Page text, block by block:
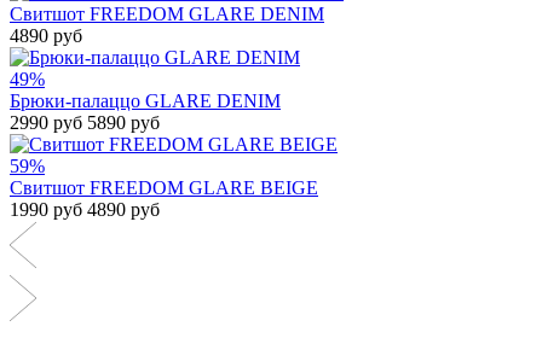
Свитшот FREEDOM GLARE DENIM
4890 руб
49%
Брюки-палаццо GLARE DENIM
2990 руб 5890 руб
59%
Свитшот FREEDOM GLARE BEIGE
1990 руб 4890 руб